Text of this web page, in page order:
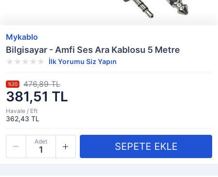
Mykablo
Bilgisayar - Amfi Ses Ara Kablosu 5 Metre
İlk Yorumu Siz Yapın
381,51 TL
%20 476,89 TL
Havale / Eft
362,43 TL
Adet